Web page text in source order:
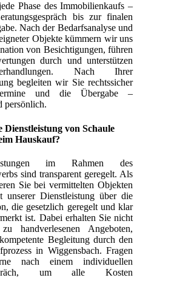
Phase des Immobilienkaufs –
bis zur finalen
Nach der Bedarfsanalyse und
Objekte kümmern wir uns
von Besichtigungen, führen
durch und unterstützen
Nach Ihrer
begleiten wir Sie rechtssicher
und die Übergabe –
persönlich.
Dienstleistung von Schaule
Hauskauf?
im Rahmen des
sind transparent geregelt. Als
Sie bei vermittelten Objekten
unserer Dienstleistung über die
die gesetzlich geregelt und klar
ist. Dabei erhalten Sie nicht
handverlesenen Angeboten,
Begleitung durch den
in Wiggensbach. Fragen
nach einem individuellen
um alle Kosten